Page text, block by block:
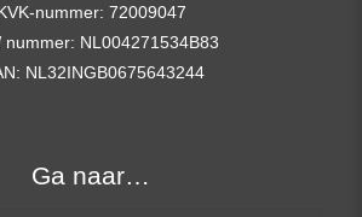
nummer: 72009047
nummer: NL004271534B83
NL32INGB0675643244
Ga naar…